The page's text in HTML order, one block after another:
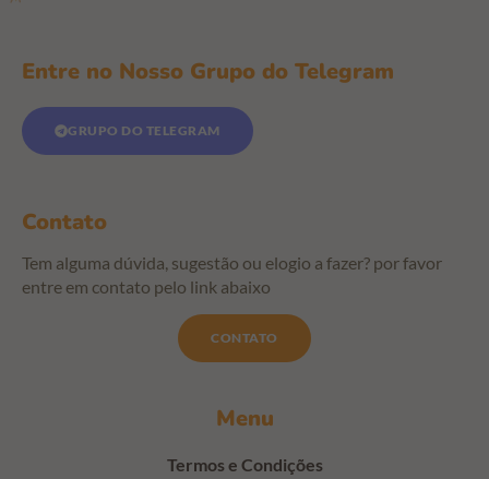
Menu
Termos e Condições
Entre no Nosso Grupo do Telegram
GRUPO DO TELEGRAM
Contato
Tem alguma dúvida, sugestão ou elogio a fazer? por favor
entre em contato pelo link abaixo
CONTATO